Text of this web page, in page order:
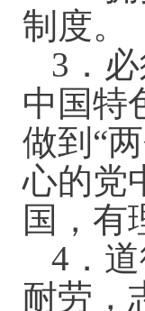
制度。
3．
中国特
做到“
心的党
国，有
4．
耐劳，